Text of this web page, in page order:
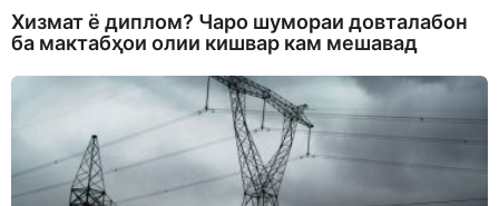
Хизмат ё диплом? Чаро шумораи довталабон
ба мактабҳои олии кишвар кам мешавад